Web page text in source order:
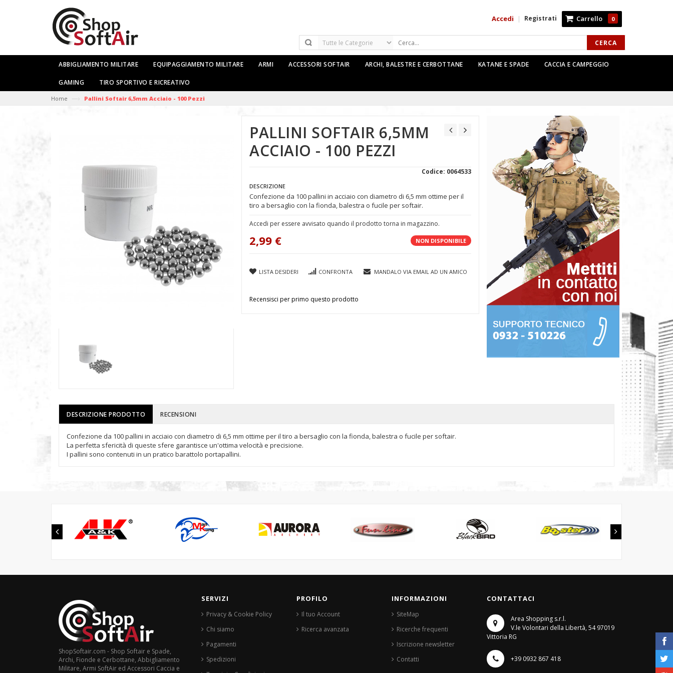
CERCA
Carrello 0
Registrati
|
Accedi
ABBIGLIAMENTO MILITARE EQUIPAGGIAMENTO MILITARE ARMI ACCESSORI SOFTAIR ARCHI, BALESTRE E CERBOTTANE KATANE E SPADE CACCIA E CAMPEGGIO
GAMING TIRO SPORTIVO E RICREATIVO
Home —› Pallini Softair 6,5mm Acciaio - 100 Pezzi
PALLINI SOFTAIR 6,5MM
ACCIAIO - 100 PEZZI
Codice: 0064533
DESCRIZIONE
Confezione da 100 pallini in acciaio con diametro di 6,5 mm ottime per il
tiro a bersaglio con la fionda, balestra o fucile per softair.
Accedi per essere avvisato quando il prodotto torna in magazzino.
NON DISPONIBILE
2,99 €
LISTA DESIDERI CONFRONTA MANDALO VIA EMAIL AD UN AMICO
Recensisci per primo questo prodotto
DESCRIZIONE PRODOTTO RECENSIONI
Confezione da 100 pallini in acciaio con diametro di 6,5 mm ottime per il tiro a bersaglio con la fionda, balestra o fucile per softair.
La perfetta sfericità di queste sfere garantisce un'ottima velocità e precisione.
I pallini sono contenuti in un pratico barattolo portapallini.
ShopSoftair.com - Shop Softair e Spade,
Archi, Fionde e Cerbottane, Abbigliamento
Militare, Armi SoftAir ed Accessori Caccia e
SERVIZI
Privacy & Cookie Policy
Chi siamo
Pagamenti
Spedizioni
PROFILO
Il tuo Account
Ricerca avanzata
INFORMAZIONI
SiteMap
Ricerche frequenti
Iscrizione newsletter
Contatti
CONTATTACI
Area Shopping s.r.l.
V.le Volontari della Libertà, 5497019
Vittoria RG
+39 0932 867 418